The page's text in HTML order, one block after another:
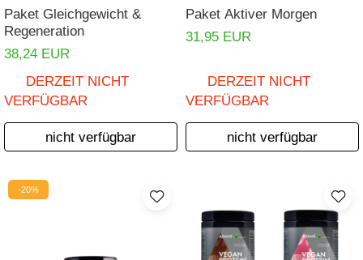
Paket Gleichgewicht &
Regeneration
38,24 EUR
DERZEIT NICHT
VERFÜGBAR
nicht verfügbar
Paket Aktiver Morgen
31,95 EUR
DERZEIT NICHT
VERFÜGBAR
nicht verfügbar
-20%